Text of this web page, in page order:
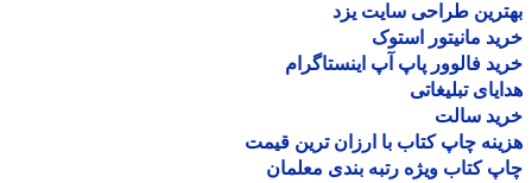
طراحی سایت یزد
مانیتور استوک
فالوور پاپ آپ اینستاگرام
تبلیغاتی
سالت
چاپ کتاب با ارزان ترین قیمت
کتاب ویژه رتبه بندی معلمان